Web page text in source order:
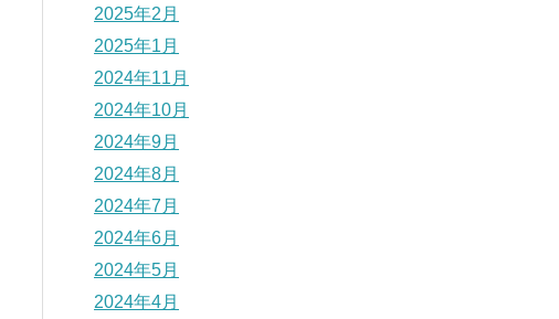
2025年2月
2025年1月
2024年11月
2024年10月
2024年9月
2024年8月
2024年7月
2024年6月
2024年5月
2024年4月